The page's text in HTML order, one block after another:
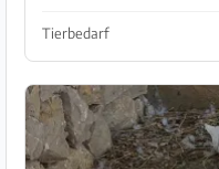
Tierbedarf